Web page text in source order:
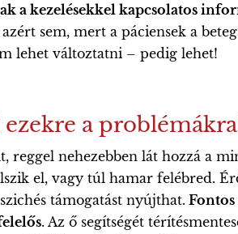
a kezelésekkel kapcsolatos
azért sem, mert a páciensek a
lehet változtatni – pedig lehet!
a
nehezebben lát hozzá a
el, vagy túl hamar felébred.
támogatást nyújthat.
. Az ő segítségét